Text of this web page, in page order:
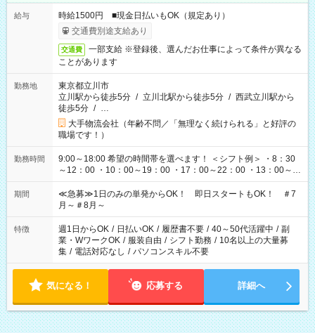
給与
時給1500円 ■現金日払いもOK（規定あり）
交通費別途支給あり
交通費
一部支給 ※登録後、選んだお仕事によって条件が異なる
ことがあります
勤務地
東京都立川市
立川駅から徒歩5分 / 立川北駅から徒歩5分 / 西武立川駅から
徒歩5分 / …
大手物流会社（年齢不問／「無理なく続けられる」と好評の
職場です！）
勤務時間
9:00～18:00 希望の時間帯を選べます！ ＜シフト例＞ ・8：30
～12：00 ・10：00～19：00 ・17：00～22：00 ・13：00～
22：00 ・22：00～翌6：00 など
期間
≪急募≫1日のみの単発からOK！ 即日スタートもOK！ ＃7
月～＃8月～
特徴 週1日からOK / 日払いOK / 履歴書不要 / 40～50代活躍中 / 副
業・WワークOK / 服装自由 / シフト勤務 / 10名以上の大量募
集 / 電話対応なし / パソコンスキル不要
気になる！ 応募する 詳細へ